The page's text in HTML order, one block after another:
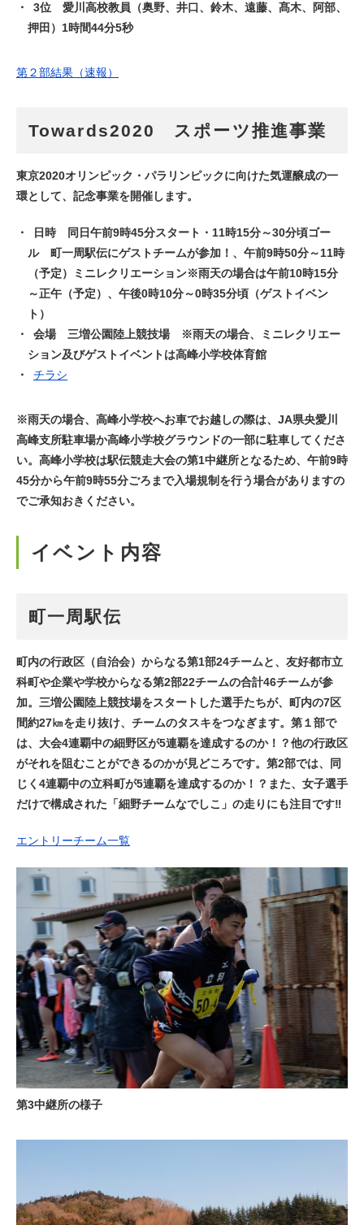
3位 愛川高校教員（奥野、井口、鈴木、遠藤、髙木、阿部、
押田）1時間44分5秒
第２部結果（速報）
Towards2020 スポーツ推進事業
東京2020オリンピック・パラリンピックに向けた気運醸成の一
環として、記念事業を開催します。
日時 同日午前9時45分スタート・11時15分～30分頃ゴー
ル 町一周駅伝にゲストチームが参加！、午前9時50分～11時
（予定）ミニレクリエーション※雨天の場合は午前10時15分
～正午（予定）、午後0時10分～0時35分頃（ゲストイベン
ト）
会場 三増公園陸上競技場 ※雨天の場合、ミニレクリエー
ション及びゲストイベントは高峰小学校体育館
チラシ
※雨天の場合、高峰小学校へお車でお越しの際は、JA県央愛川
高峰支所駐車場か高峰小学校グラウンドの一部に駐車してくださ
い。高峰小学校は駅伝競走大会の第1中継所となるため、午前9時
45分から午前9時55分ごろまで入場規制を行う場合がありますの
でご承知おきください。
イベント内容
町一周駅伝
町内の行政区（自治会）からなる第1部24チームと、友好都市立
科町や企業や学校からなる第2部22チームの合計46チームが参
加。三増公園陸上競技場をスタートした選手たちが、町内の7区
間約27㎞を走り抜け、チームのタスキをつなぎます。第１部で
は、大会4連覇中の細野区が5連覇を達成するのか！？他の行政区
がそれを阻むことができるのかが見どころです。第2部では、同
じく4連覇中の立科町が5連覇を達成するのか！？また、女子選手
だけで構成された「細野チームなでしこ」の走りにも注目です‼
エントリーチーム一覧
第3中継所の様子